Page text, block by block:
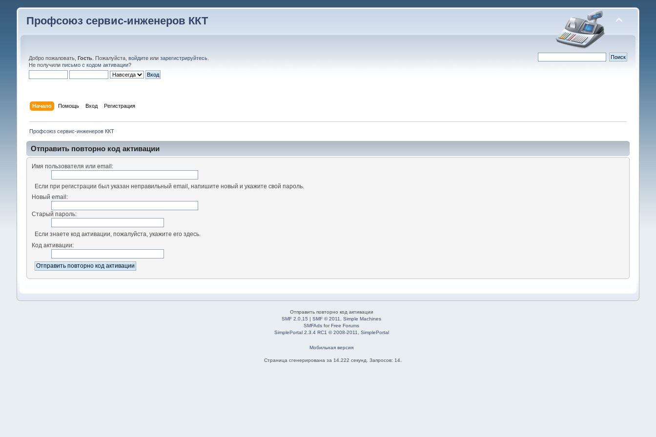
Профсоюз сервис-инженеров ККТ
Добро пожаловать, Гость. Пожалуйста, войдитеили зарегистрируйтесь.
Не получили письмо с кодом активации?
Начало Помощь Вход Регистрация
Профсоюз сервис-инженеров ККТ
Отправить повторно код активации
Имя пользователя или email:
Если при регистрации был указан неправильный email, напишите новый и укажите свой пароль.
Новый email:
Старый пароль:
Если знаете код активации, пожалуйста, укажите его здесь.
Код активации:
Отправить повторно код активации
SMF 2.0.15 |SMF © 2011 ,Simple Machines
SMFAds forFree Forums
SimplePortal 2.3.4 RC1 © 2008-2011, SimplePortal
Мобильная версия
Страница сгенерирована за 14.222 секунд. Запросов: 14.